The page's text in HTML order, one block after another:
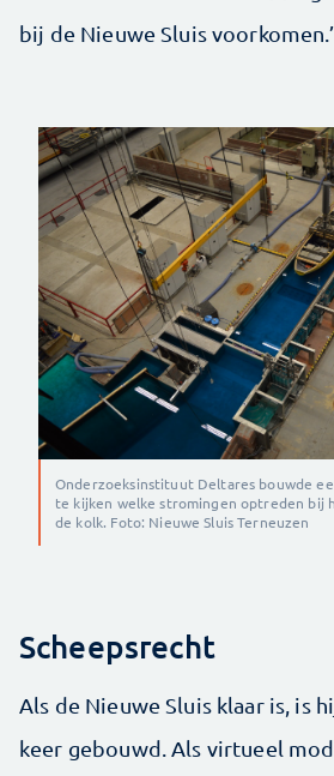
bij de Nieuwe Sluis voorkomen.’
Onderzoeksinstituut Deltares bouwde
te kijken welke stromingen optreden bij
de kolk. Foto: Nieuwe Sluis Terneuzen
Scheepsrecht
Als de Nieuwe Sluis klaar is, is
keer gebouwd. Als virtueel